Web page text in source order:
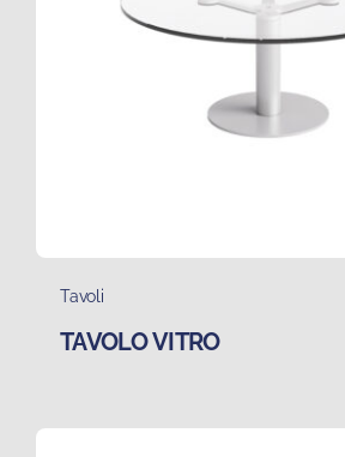
Tavoli
TAVOLO VITRO